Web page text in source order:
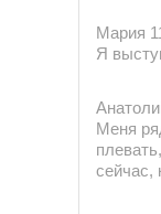
Мария
Я
Меня
сейчас,